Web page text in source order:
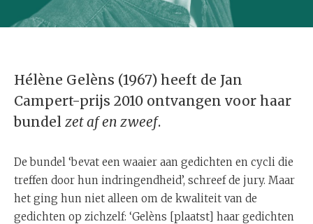
Hélène Gelèns (1967) heeft de Jan
Campert-prijs 2010 ontvangen voor haar
bundel zet af en zweef.
De bundel ‘bevat een waaier aan gedichten en cycli die
treffen door hun indringendheid’, schreef de jury. Maar
het ging hun niet alleen om de kwaliteit van de
gedichten op zichzelf: ‘Gelèns [plaatst] haar gedichten